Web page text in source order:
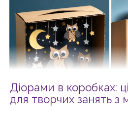
Діорами в коробках:
для творчих занять з